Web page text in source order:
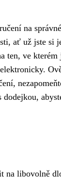
na
ať už jste si
ten, ve kterém
dodejkou,
na libovolně